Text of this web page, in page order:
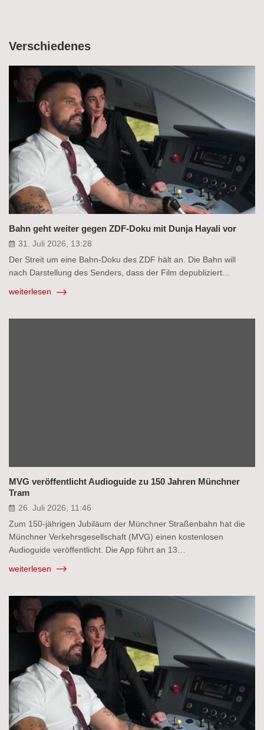
Verschiedenes
Bahn geht weiter gegen ZDF-Doku mit Dunja Hayali vor
31. Juli 2026, 13:28
Der Streit um eine Bahn-Doku des ZDF hält an. Die Bahn will
nach Darstellung des Senders, dass der Film depubliziert…
weiterlesen
MVG veröffentlicht Audioguide zu 150 Jahren Münchner
Tram
26. Juli 2026, 11:46
Zum 150-jährigen Jubiläum der Münchner Straßenbahn hat die
Münchner Verkehrsgesellschaft (MVG) einen kostenlosen
Audioguide veröffentlicht. Die App führt an 13…
weiterlesen